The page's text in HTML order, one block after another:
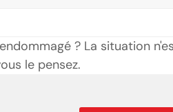
? La situation
le pensez.